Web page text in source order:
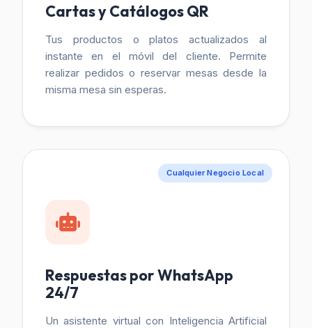
Cartas y Catálogos QR
Tus productos o platos actualizados al
instante en el móvil del cliente. Permite
realizar pedidos o reservar mesas desde la
misma mesa sin esperas.
Cualquier Negocio Local
Respuestas por WhatsApp
24/7
Un asistente virtual con Inteligencia Artificial